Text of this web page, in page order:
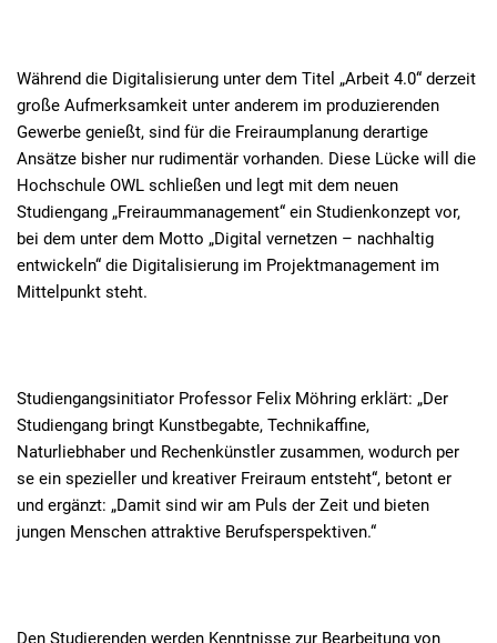
Während die Digitalisierung unter dem Titel „Arbeit 4.0“ derzeit
große Aufmerksamkeit unter anderem im produzierenden
Gewerbe genießt, sind für die Freiraumplanung derartige
Ansätze bisher nur rudimentär vorhanden. Diese Lücke will die
Hochschule OWL schließen und legt mit dem neuen
Studiengang „Freiraummanagement“ ein Studienkonzept vor,
bei dem unter dem Motto „Digital vernetzen – nachhaltig
entwickeln“ die Digitalisierung im Projektmanagement im
Mittelpunkt steht.
Studiengangsinitiator Professor Felix Möhring erklärt: „Der
Studiengang bringt Kunstbegabte, Technikaffine,
Naturliebhaber und Rechenkünstler zusammen, wodurch per
se ein spezieller und kreativer Freiraum entsteht“, betont er
und ergänzt: „Damit sind wir am Puls der Zeit und bieten
jungen Menschen attraktive Berufsperspektiven.“
Den Studierenden werden Kenntnisse zur Bearbeitung von